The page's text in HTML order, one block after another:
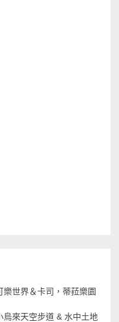
世界＆卡司，蒂菈樂園
來天空步道 & 水中土地